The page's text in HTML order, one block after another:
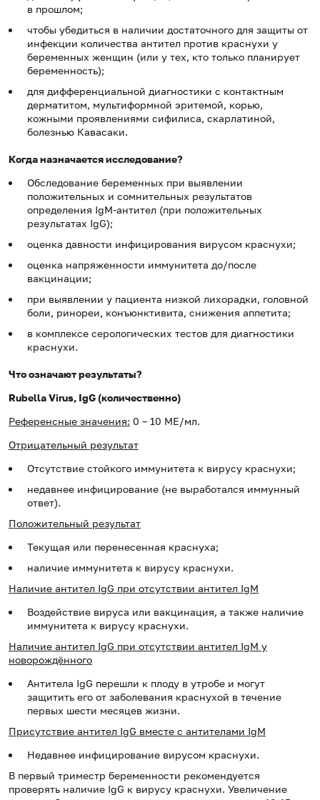
в прошлом;
чтобы убедиться в наличии достаточного для защиты от
инфекции количества антител против краснухи у
беременных женщин (или у тех, кто только планирует
беременность);
для дифференциальной диагностики с контактным
дерматитом, мультиформной эритемой, корью,
кожными проявлениями сифилиса, скарлатиной,
болезнью Кавасаки.
Когда назначается исследование?
Обследование беременных при выявлении
положительных и сомнительных результатов
определения IgM-антител (при положительных
результатах IgG);
оценка давности инфицирования вирусом краснухи;
оценка напряженности иммунитета до/после
вакцинации;
при выявлении у пациента низкой лихорадки, головной
боли, ринореи, конъюнктивита, снижения аппетита;
в комплексе серологических тестов для диагностики
краснухи.
Что означают результаты?
RubellaVirus, IgG(количественно)
Референсные значения: 0 – 10 МЕ/мл.
Отрицательный результат
Отсутствие стойкого иммунитета к вирусу краснухи;
недавнее инфицирование (не выработался иммунный
ответ).
Положительный результат
Текущая или перенесенная краснуха;
наличие иммунитета к вирусу краснухи.
Наличие антител IgG при отсутствии антител IgM
Воздействие вируса или вакцинация, а также наличие
иммунитета к вирусу краснухи.
Наличие антител IgG при отсутствии антител IgM у
новорождённого
Антитела IgG перешли к плоду в утробе и могут
защитить его от заболевания краснухой в течение
первых шести месяцев жизни.
Присутствие антител IgG вместе с антителами IgM
Недавнее инфицирование вирусом краснухи.
В первый триместр беременности рекомендуется
проверять наличие IgG к вирусу краснухи. Увеличение